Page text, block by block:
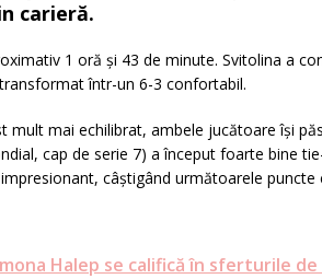
carieră.
1 oră și 43 de minute. Svitolina a
într-un 6-3 confortabil.
mult mai echilibrat, ambele jucătoare își
cap de serie 7) a început foarte bine
câștigând următoarele
Halep se califică în sferturile